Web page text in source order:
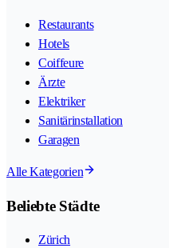
Restaurants
Hotels
Coiffeure
Ärzte
Elektriker
Sanitärinstallation
Garagen
Alle Kategorien
Beliebte Städte
Zürich